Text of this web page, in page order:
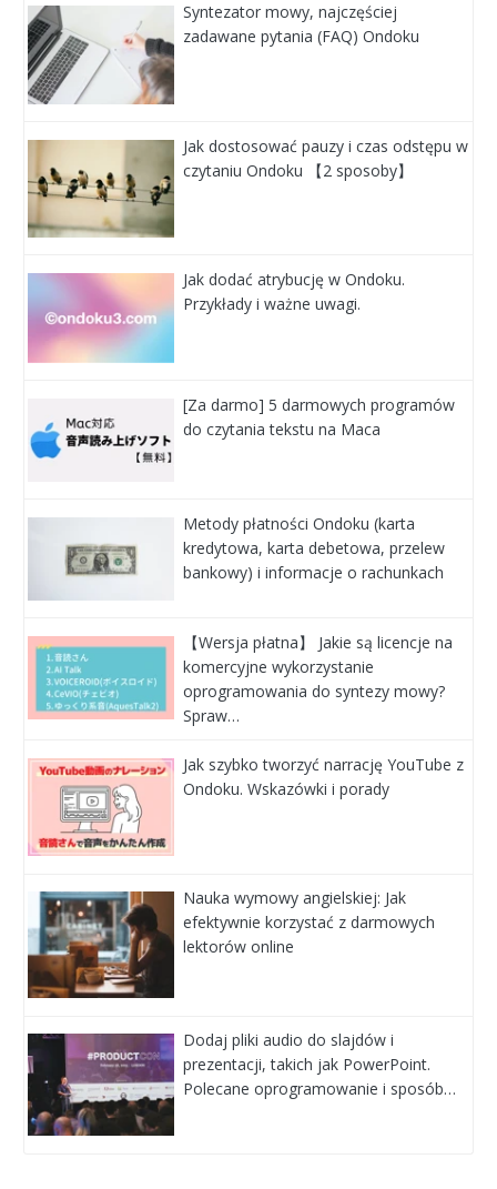
Syntezator mowy, najczęściej
zadawane pytania (FAQ) Ondoku
Jak dostosować pauzy i czas odstępu w
czytaniu Ondoku 【2 sposoby】
Jak dodać atrybucję w Ondoku.
Przykłady i ważne uwagi.
[Za darmo] 5 darmowych programów
do czytania tekstu na Maca
Metody płatności Ondoku (karta
kredytowa, karta debetowa, przelew
bankowy) i informacje o rachunkach
【Wersja płatna】 Jakie są licencje na
komercyjne wykorzystanie
oprogramowania do syntezy mowy?
Spraw…
Jak szybko tworzyć narrację YouTube z
Ondoku. Wskazówki i porady
Nauka wymowy angielskiej: Jak
efektywnie korzystać z darmowych
lektorów online
Dodaj pliki audio do slajdów i
prezentacji, takich jak PowerPoint.
Polecane oprogramowanie i sposób…